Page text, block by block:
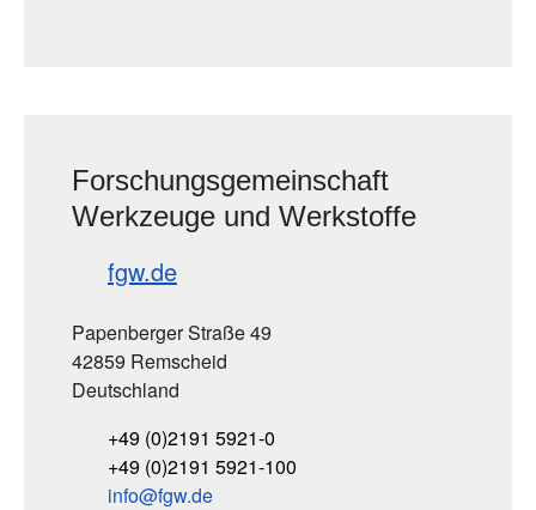
Forschungsgemeinschaft
Werkzeuge und Werkstoffe
fgw.de
Papenberger Straße 49
42859 Remscheid
Deutschland
+49 (0)2191 5921-0
+49 (0)2191 5921-100
info
fgwde